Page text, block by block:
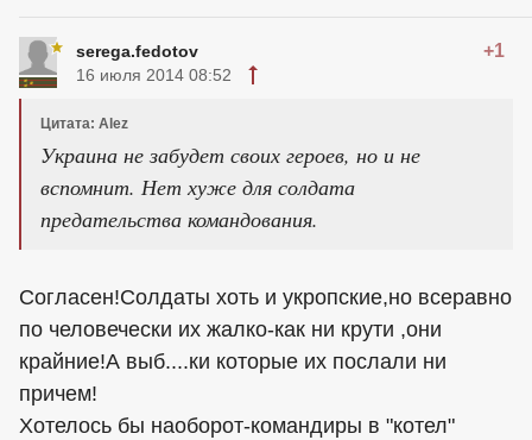
serega.fedotov +1
16 июля 2014 08:52
Цитата: Alez
Украина не забудет своих героев, но и не
вспомнит. Нет хуже для солдата
предательства командования.
Согласен!Солдаты хоть и укропские,но всеравно
по человечески их жалко-как ни крути ,они
крайние!А выб....ки которые их послали ни
причем!
Хотелось бы наоборот-командиры в "котел"